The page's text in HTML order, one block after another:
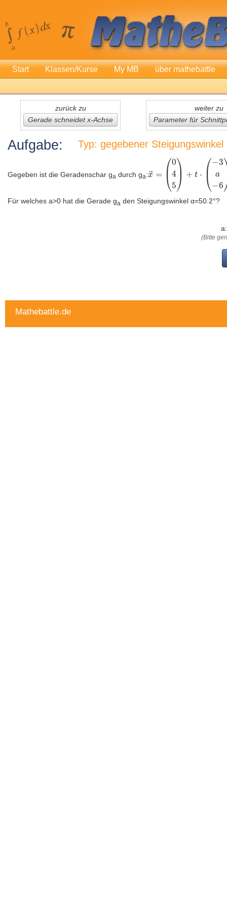
Start Klassen/Kurse My MB über mathebattle
zurück zu
Gerade schneidet x-Achse
weiter zu
Parameter für
Aufgabe: Typ: gegebener Steigungswinkel
Gegeben ist die Geradenschar ga durch ga:
Für welches a>0 hat die Gerade ga den Steigungswinkel α=50.2°?
a:
(Bitte
Mathebattle.de